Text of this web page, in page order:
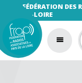
FÉDÉRATION DES
LA-LOIRE